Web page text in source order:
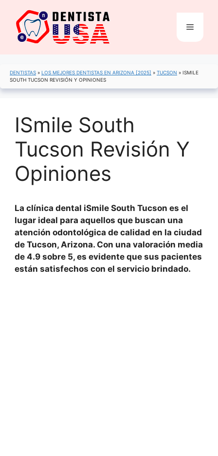
contenido
Menú
DENTISTAS » LOS MEJORES DENTISTAS EN ARIZONA [2025] » TUCSON » ISMILE
SOUTH TUCSON REVISIÓN Y OPINIONES
ISmile South
Tucson Revisión Y
Opiniones
La clínica dental iSmile South Tucson es el
lugar ideal para aquellos que buscan una
atención odontológica de calidad en la ciudad
de Tucson, Arizona. Con una valoración media
de 4.9 sobre 5, es evidente que sus pacientes
están satisfechos con el servicio brindado.